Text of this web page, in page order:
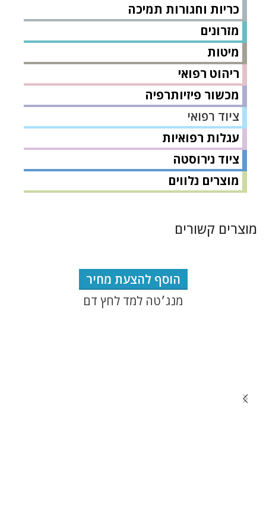
כריות וחגורות תמיכה
מזרונים
מיטות
ריהוט רפואי
מכשור פיזיותרפיה
ציוד רפואי
עגלות רפואיות
ציוד נירוסטה
מוצרים נלווים
מוצרים קשורים
הוסף להצעת מחיר
מנג׳טה למד לחץ דם